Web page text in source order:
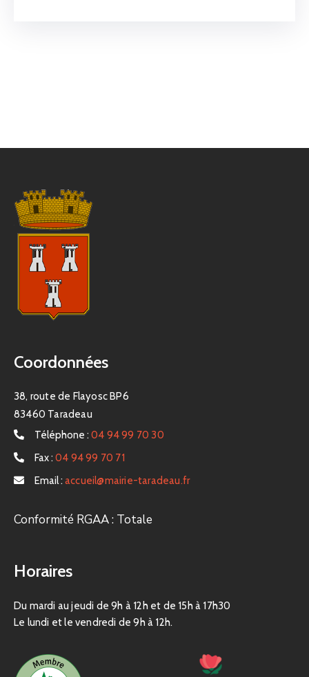
Coordonnées
38, route de Flayosc BP6
83460 Taradeau
Téléphone : 04 94 99 70 30
Fax : 04 94 99 70 71
Email : accueil@mairie-taradeau.fr
Conformité RGAA : Totale
Horaires
Du mardi au jeudi de 9h à 12h et de 15h à 17h30
Le lundi et le vendredi de 9h à 12h.